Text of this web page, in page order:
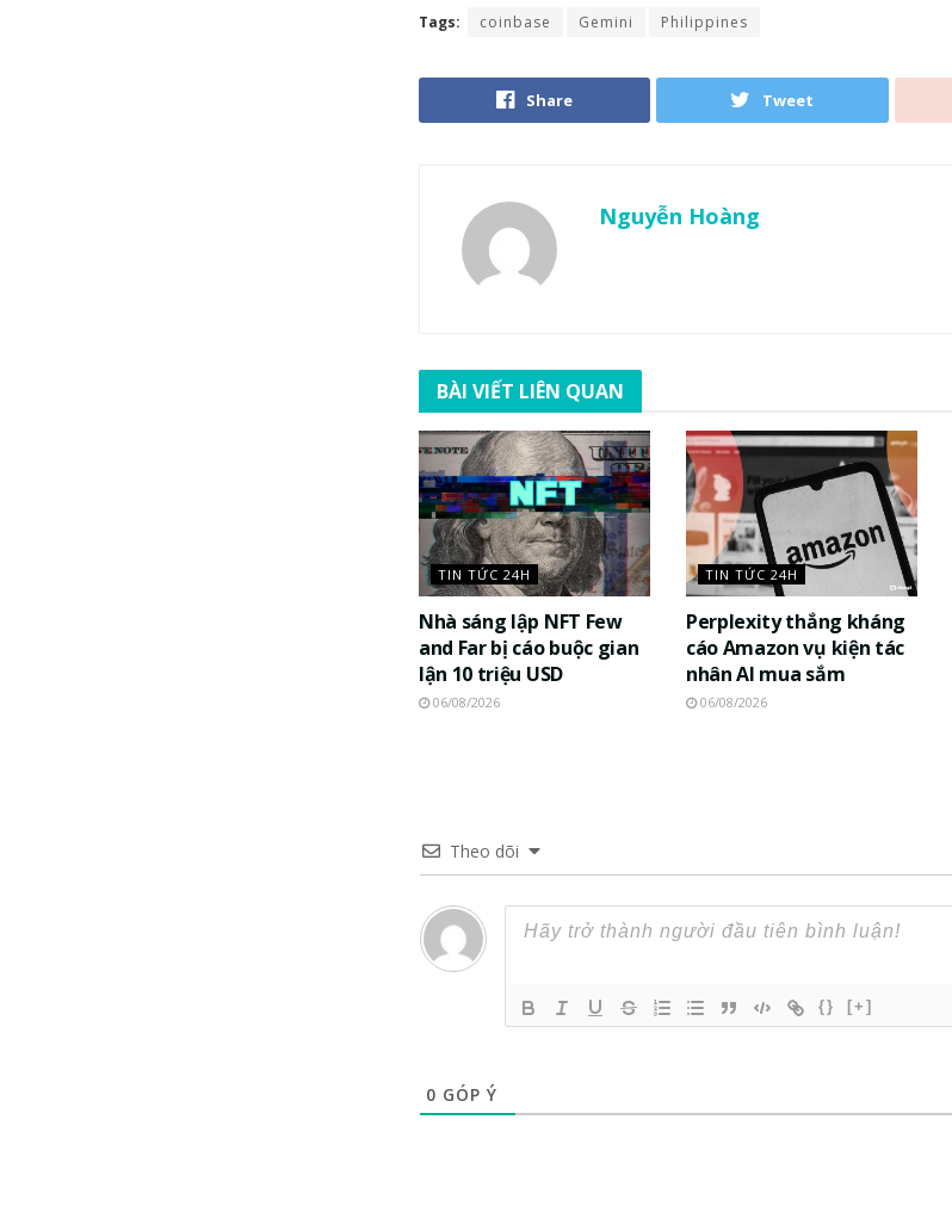
Tags: coinbase Gemini Philippines
Share Tweet
Nguyễn Hoàng
BÀI VIẾT LIÊN QUAN
TIN TỨC 24H
Nhà sáng lập NFT Few
and Far bị cáo buộc gian
lận 10 triệu USD
06/08/2026
TIN TỨC 24H
Perplexity thắng kháng
cáo Amazon vụ kiện tác
nhân AI mua sắm
06/08/2026
Theo dõi
{} [+]
0 GÓP Ý